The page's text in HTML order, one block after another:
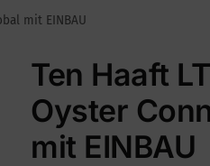
mit EINBAU
Ten Haaft
Oyster
mit EINBAU